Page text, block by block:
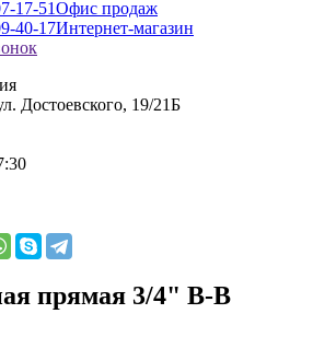
17-51Офис продаж
40-17Интернет-магазин
Достоевского, 19/21Б
прямая 3/4" В-В